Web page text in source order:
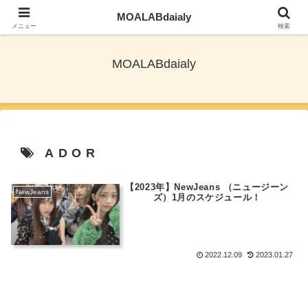
MOALABdaialy
ADOR
NewJeans
【2023年】NewJeans （ニュージーン
ズ）1月のスケジュール！
2022.12.09 2023.01.27
メニュー
MOALABdaialy
検索